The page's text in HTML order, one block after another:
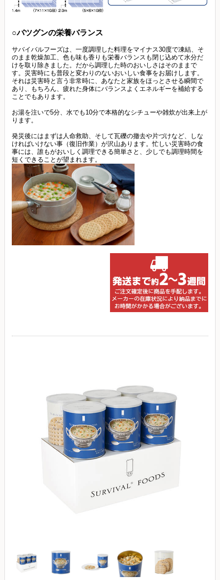
○バツグンの栄養バランス
サバイバルフーズは、一度調理した料理をマイナス30度で凍結、そ
のまま乾燥加工、色も味も香りも栄養バランスも閉じ込めて水分だ
けを取り除きました。だから調理した時のおいしさはそのままで
す。災害時にも普段と変わりのないおいしい食事をお届けします。
それは災害時と言う非常時に、あなたと家族をほっとさせる瞬間で
あり、もちろん、疲れた身体にバランスよくエネルギーを補給する
ことでもあります。
お湯を注いで5分、水でも10分で本格的なシチューや雑炊が出来上が
ります。
発災後にはまずは人命救助、そして瓦礫の撤去や片づけなど、しな
ければいけない事（復旧作業）が沢山あります。忙しい災害時の食
事には、誰もがおいしく調理できる簡単さと、少しでも調理時間を
短くできることが望まれます。